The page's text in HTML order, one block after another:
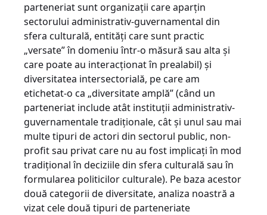
parteneriat sunt organizaţii care aparţin
sectorului administrativ-guvernamental din
sfera culturală, entităţi care sunt practic
„versate” în domeniu într-o măsură sau alta şi
care poate au interacţionat în prealabil) şi
diversitatea intersectorială, pe care am
etichetat-o ca „diversitate amplă” (când un
parteneriat include atât instituţii administrativ-
guvernamentale tradiţionale, cât şi unul sau mai
multe tipuri de actori din sectorul public, non-
profit sau privat care nu au fost implicaţi în mod
tradiţional în deciziile din sfera culturală sau în
formularea politicilor culturale). Pe baza acestor
două categorii de diversitate, analiza noastră a
vizat cele două tipuri de parteneriate